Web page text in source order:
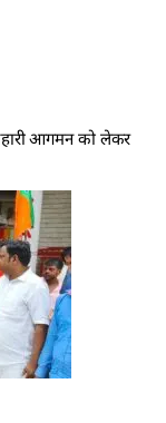
आगमन को लेकर